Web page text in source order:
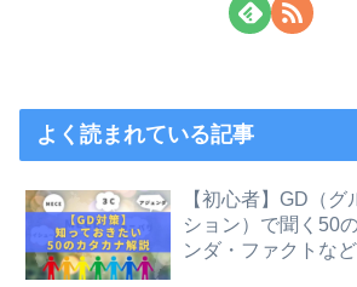
よく読まれている記事
【初心者】GD（
ション）で聞く50
ンダ・ファクトな